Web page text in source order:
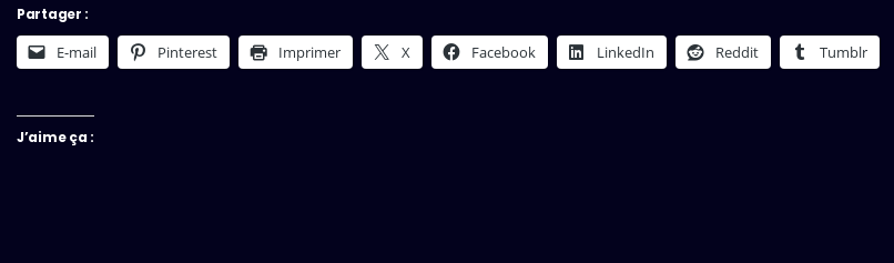
Partager :
E-mail Pinterest Imprimer X Facebook LinkedIn Reddit Tumblr
J’aime ça :